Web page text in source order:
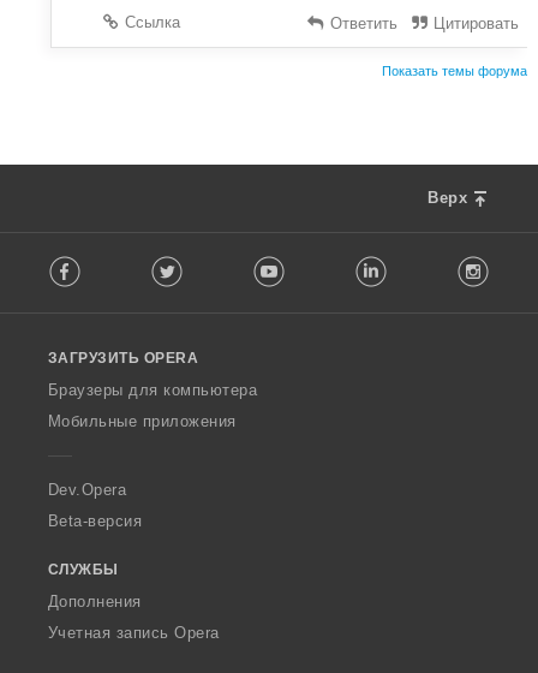
Ссылка
Ответить Цитировать
Показать темы форума
Верх
o
w
O
p
a
Facebook Twitter Youtube LinkedIn
ЗАГРУЗИТЬ OPERA
Браузеры для компьютера
Мобильные приложения
Dev.Opera
Beta-версия
СЛУЖБЫ
Дополнения
Учетная запись Opera